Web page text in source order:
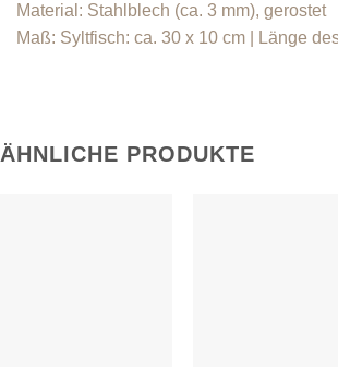
Material: Stahlblech (ca. 3 mm), gerostet
Maß: Syltfisch: ca. 30 x 10 cm | Länge
ÄHNLICHE PRODUKTE